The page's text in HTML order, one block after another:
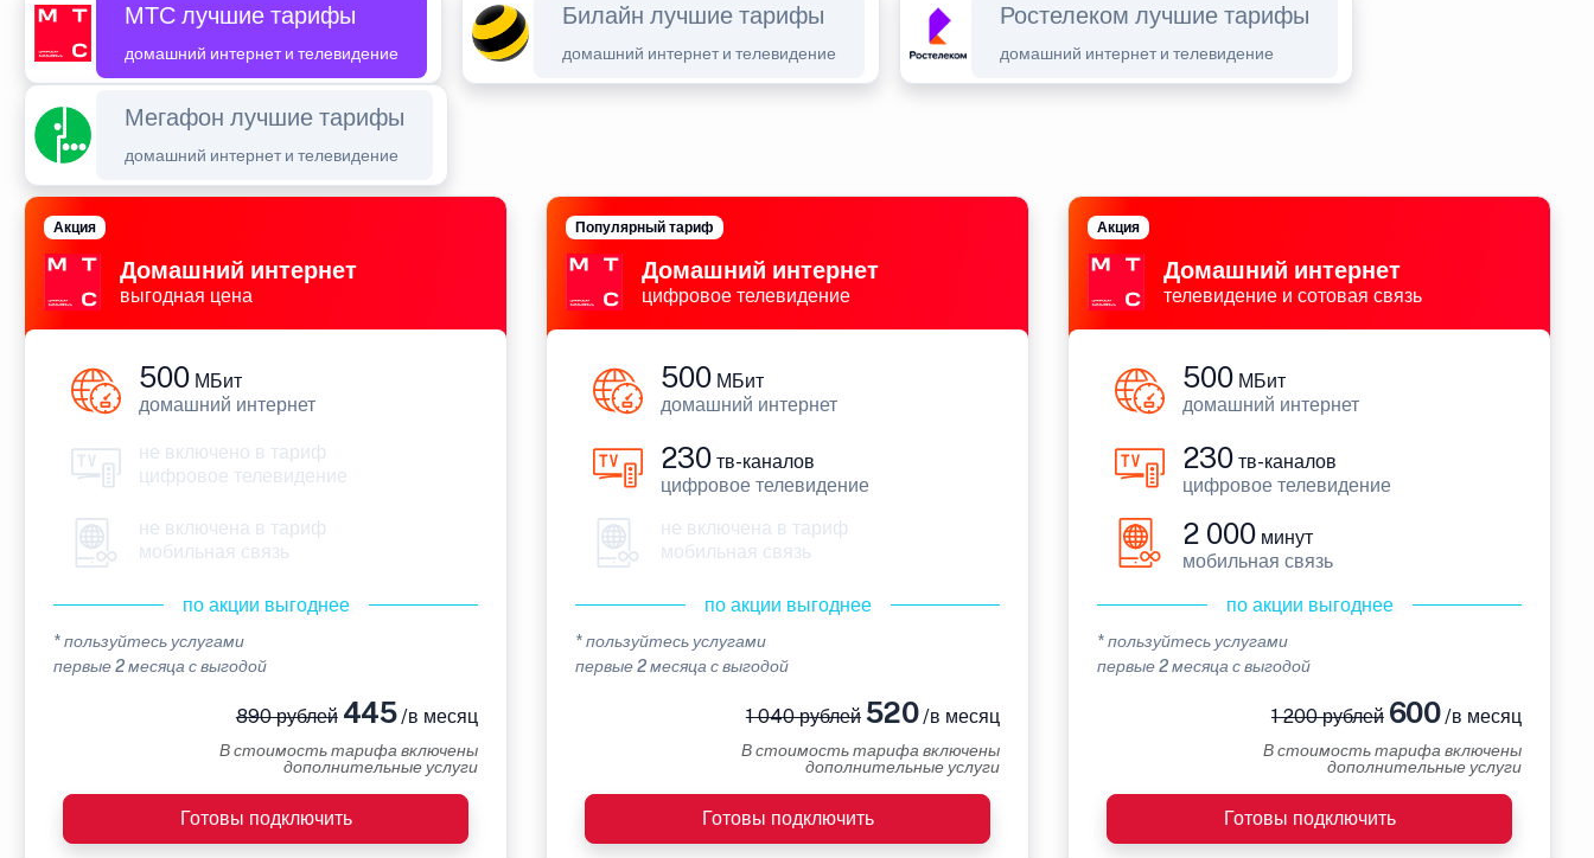
МТС лучшие тарифы
домашний интернет и телевидение
Билайн лучшие тарифы
домашний интернет и телевидение
Ростелеком лучшие тарифы
домашний интернет и телевидение
Мегафон лучшие тарифы
домашний интернет и телевидение
Домашний интернет
выгодная цена
Акция
500 МБит
домашний интернет
не включено в тариф
цифровое телевидение
не включена в тариф
мобильная связь
по акции выгоднее
* пользуйтесь услугами
первые 2 месяца с выгодой
890 рублей445/в месяц
В стоимость тарифа включены
дополнительные услуги
Готовы подключить
Домашний интернет
цифровое телевидение
Популярный тариф
500 МБит
домашний интернет
230 тв-каналов
цифровое телевидение
не включена в тариф
мобильная связь
по акции выгоднее
* пользуйтесь услугами
первые 2 месяца с выгодой
1 040 рублей520/в месяц
В стоимость тарифа включены
дополнительные услуги
Готовы подключить
Домашний интернет
телевидение и сотовая связь
Акция
500 МБит
домашний интернет
230 тв-каналов
цифровое телевидение
2 000 минут
мобильная связь
по акции выгоднее
* пользуйтесь услугами
первые 2 месяца с выгодой
1 200 рублей600/в месяц
В стоимость тарифа включены
дополнительные услуги
Готовы подключить